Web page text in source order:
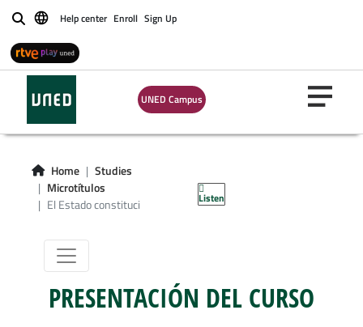
BuscarHelp center Enroll Sign Up
UNED Campus
Home
Studies
Microtítulos
El Estado constituci
Listen
Constitucional
Democrático:
Ciudadanía y
Participación
Política
PRESENTACIÓN DEL CURSO